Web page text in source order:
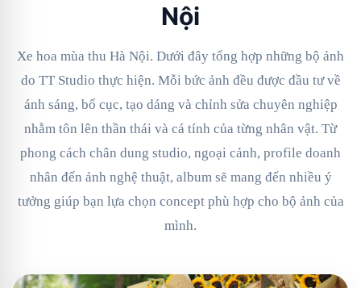
Nội
Xe hoa mùa thu Hà Nội. Dưới đây tổng hợp những bộ ảnh
do TT Studio thực hiện. Mỗi bức ảnh đều được đầu tư về
ánh sáng, bố cục, tạo dáng và chỉnh sửa chuyên nghiệp
nhằm tôn lên thần thái và cá tính của từng nhân vật. Từ
phong cách chân dung studio, ngoại cảnh, profile doanh
nhân đến ảnh nghệ thuật, album sẽ mang đến nhiều ý
tưởng giúp bạn lựa chọn concept phù hợp cho bộ ảnh của
mình.